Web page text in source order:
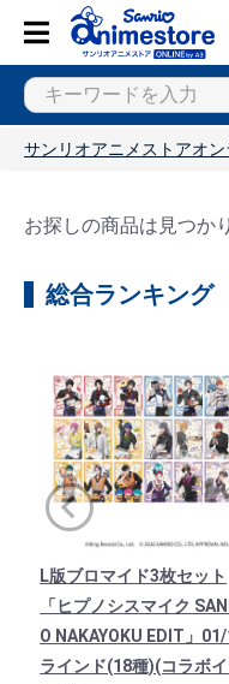
サンリオアニメストアオン
お探しの商品は見つか
総合ランキング
L版ブロマイド3枚セット
「ヒプノシスマイク
O NAKAYOKU EDIT」
ラインド(18種)(コラボイ